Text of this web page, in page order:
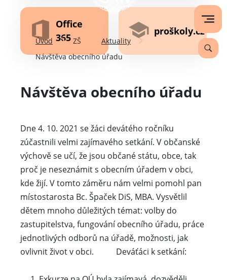
Office
365
proškoly.cz
Úvod ZŠ
Aktuality
Návštěva obecního úřadu
Návštěva obecního úřadu
Dne 4. 10. 2021 se žáci devátého ročníku
zúčastnili velmi zajímavého setkání. V občanské
výchově se učí, že jsou občané státu, obce, tak
proč je neseznámit s obecním úřadem v obci,
kde žijí. V tomto záměru nám velmi pomohl pan
místostarosta Bc. Špaček DiS, MBA. Vysvětlil
dětem mnoho důležitých témat: volby do
zastupitelstva, fungování obecního úřadu, práce
jednotlivých odborů na úřadě, možnosti, jak
ovlivnit život v obci. Deváťáci k setkání: